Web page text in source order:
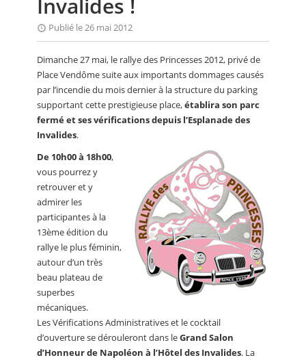
PETITES ANNONCES
Invalides !
Publié le 26 mai 2012
Dimanche 27 mai, le rallye des Princesses 2012, privé de
Place Vendôme suite aux importants dommages causés
par l’incendie du mois dernier à la structure du parking
supportant cette prestigieuse place,établira son parc
fermé et ses vérifications depuis l’Esplanade des
Invalides.
De 10h00 à 18h00,
vous pourrez y
retrouver et y
admirer les
participantes à la
13ème édition du
rallye le plus féminin,
autour d’un très
beau plateau de
superbes
mécaniques.
Les Vérifications Administratives et le cocktail
d’ouverture se dérouleront dans leGrand Salon
d’Honneur de Napoléon à l’Hôtel des Invalides. La